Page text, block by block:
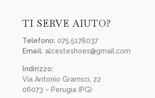
TI SERVE AIUTO?
Telefono: 075.5178037
Email: alcesteshoes@gmail.com
Indirizzo:
Via Antonio Gramsci, 22
06073 – Perugia (PG)